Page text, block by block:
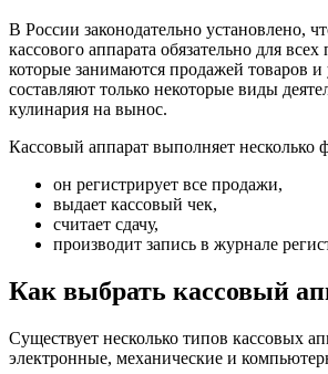
В России законодательно установлено,
кассового аппарата обязательно для
которые занимаются продажей товаров
составляют только некоторые виды
кулинария на вынос.
Кассовый аппарат выполняет несколько
он регистрирует все продажи,
выдает кассовый чек,
считает сдачу,
производит запись в журнале
Как выбрать кассовый
Существует несколько типов кассовых
электронные, механические и